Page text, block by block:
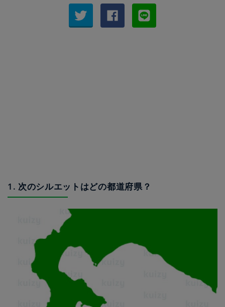
1. 次のシルエットはどの都道府県？